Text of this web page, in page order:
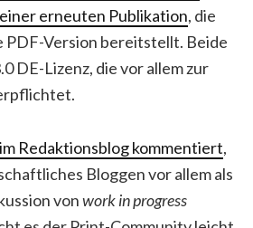
erneuten Publikation, die
PDF-Version bereitstellt. Beide
DE-Lizenz, die vor allem zur
Redaktionsblog kommentiert,
Bloggen vor allem als
vonwork in progress